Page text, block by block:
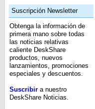
Suscripción Newsletter
Obtenga la información de
primera mano sobre todas
las noticias relativas
caliente DeskShare
productos, nuevos
lanzamientos, promociones
especiales y descuentos.
Suscribir a nuestro
DeskShare Noticias.